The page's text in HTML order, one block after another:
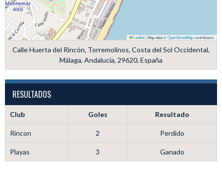
Leaflet|Map data ©OpenStreetMapcontributors
Calle Huerta del Rincón, Torremolinos, Costa del Sol Occidental,
Málaga, Andalucía, 29620, España
RESULTADOS
Club Goles Resultado
Rincon 2 Perdido
Playas 3 Ganado